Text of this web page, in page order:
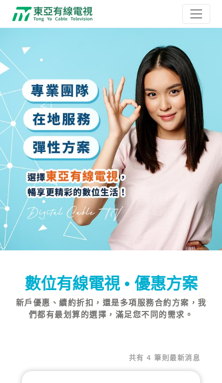
數位有線電視 • 優惠方案
新戶優惠、續約折扣，還是多項服務合約方案，我
們都有最划算的選擇，滿足您不同的需求。
共有 4 筆則最新消息